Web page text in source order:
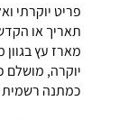
פריט יוקרתי
תאריך או
מארז עץ
יוקרה, מושלם
כמתנה רשמית